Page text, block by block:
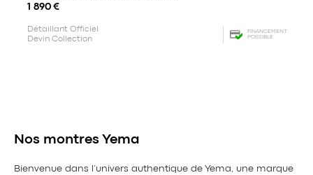
1 890 €
Détaillant Officiel
Devin Collection
FINANCEMENT
POSSIBLE
Nos montres Yema
Bienvenue dans l’univers authentique de Yema, une marque